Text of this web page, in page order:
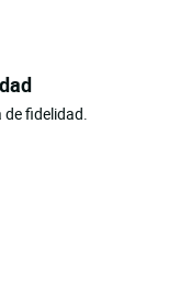
fidelidad.